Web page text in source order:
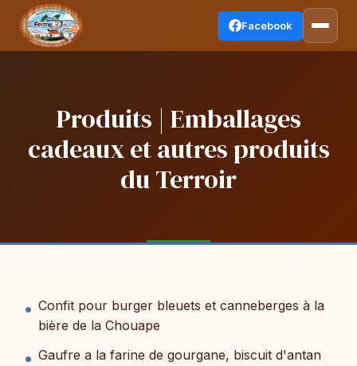
Facebook
Produits | Emballages
cadeaux et autres produits
du Terroir
Confit pour burger bleuets et canneberges à la
bière de la Chouape
Gaufre a la farine de gourgane, biscuit d'antan